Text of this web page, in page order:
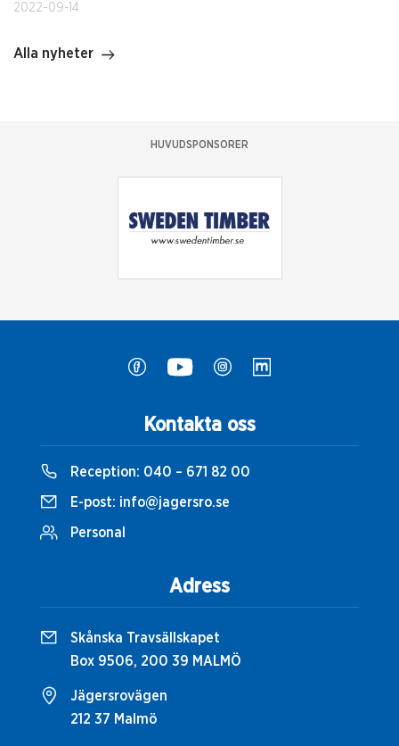
2022-09-14
Alla nyheter
HUVUDSPONSORER
Kontakta oss
Reception: 040 – 671 82 00
E-post: info@jagersro.se
Personal
Adress
Skånska Travsällskapet
Box 9506, 200 39 MALMÖ
Jägersrovägen
212 37 Malmö